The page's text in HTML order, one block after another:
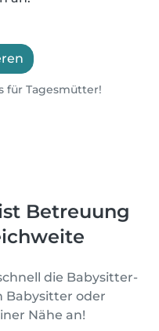
für Tagesmütter!
Betreuung
die Babysitter-
Babysitter oder
Nähe an!